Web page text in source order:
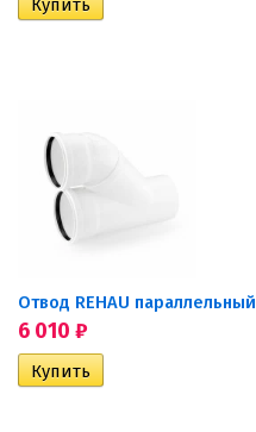
Отвод REHAU параллельный
6 010 ₽